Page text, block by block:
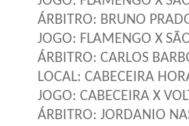
ÁRBITRO: BRUNO
JOGO: FLAMENGO X
ÁRBITRO: CARLOS
LOCAL: CABECEIRA
JOGO: CABECEIRA X
ÁRBITRO: JORDANIO